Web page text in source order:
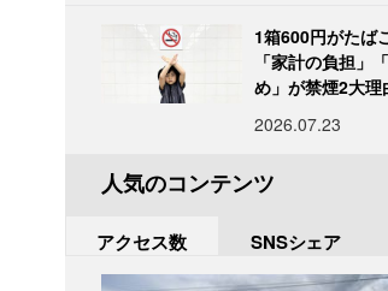
1箱600円がたば
「家計の負担」
め」が禁煙2大理
2026.07.23
人気のコンテンツ
アクセス数 SNSシェア